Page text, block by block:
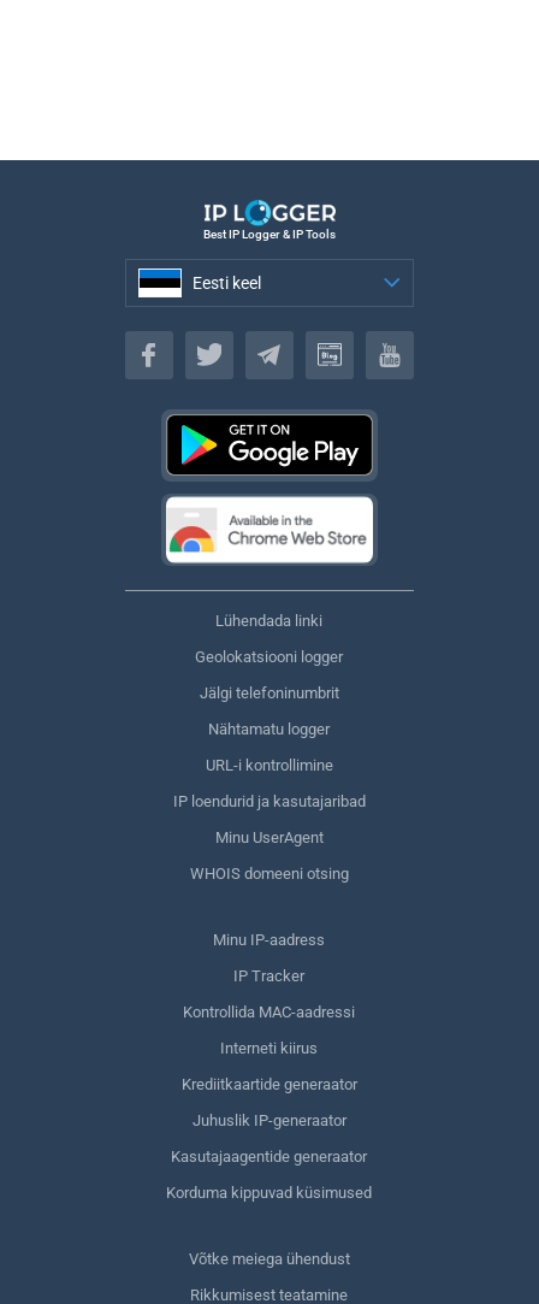
Best IP Logger & IP Tools
Eesti keel
Eesti keel
Lühendada linki
Geolokatsiooni logger
Jälgi telefoninumbrit
Nähtamatu logger
URL-i kontrollimine
IP loendurid ja kasutajaribad
Minu UserAgent
WHOIS domeeni otsing
Minu IP-aadress
IP Tracker
Kontrollida MAC-aadressi
Interneti kiirus
Krediitkaartide generaator
Juhuslik IP-generaator
Kasutajaagentide generaator
Korduma kippuvad küsimused
Võtke meiega ühendust
Rikkumisest teatamine